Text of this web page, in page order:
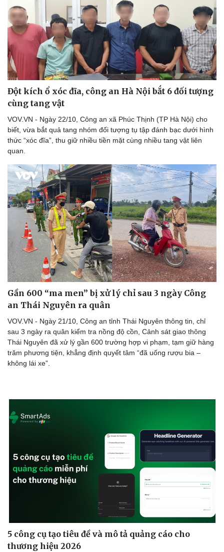
eSports
Hậu trường
Đột kích ổ xóc đĩa, công an Hà Nội bắt 6 đối tượng
cùng tang vật
VOV.VN - Ngày 22/10, Công an xã Phúc Thịnh (TP Hà Nội) cho
biết, vừa bắt quả tang nhóm đối tượng tụ tập đánh bạc dưới hình
thức “xóc đĩa”, thu giữ nhiều tiền mặt cùng nhiều tang vật liên
quan.
Gần 600 “ma men” bị xử lý chỉ sau 3 ngày Công
an Thái Nguyên ra quân
VOV.VN - Ngày 21/10, Công an tỉnh Thái Nguyên thông tin, chỉ
sau 3 ngày ra quân kiểm tra nồng độ cồn, Cảnh sát giao thông
Thái Nguyên đã xử lý gần 600 trường hợp vi phạm, tạm giữ hàng
trăm phương tiện, khẳng định quyết tâm “đã uống rượu bia –
không lái xe”.
5 công cụ tạo tiêu đề và mô tả quảng cáo cho
thương hiệu 2026